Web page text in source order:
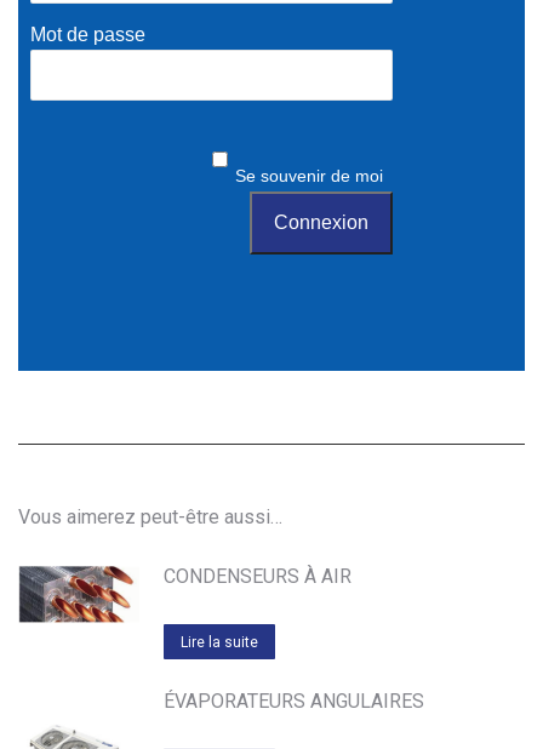
Mot de passe
Se souvenir de moi
Vous aimerez peut-être aussi…
CONDENSEURS À AIR
Lire la suite
ÉVAPORATEURS ANGULAIRES